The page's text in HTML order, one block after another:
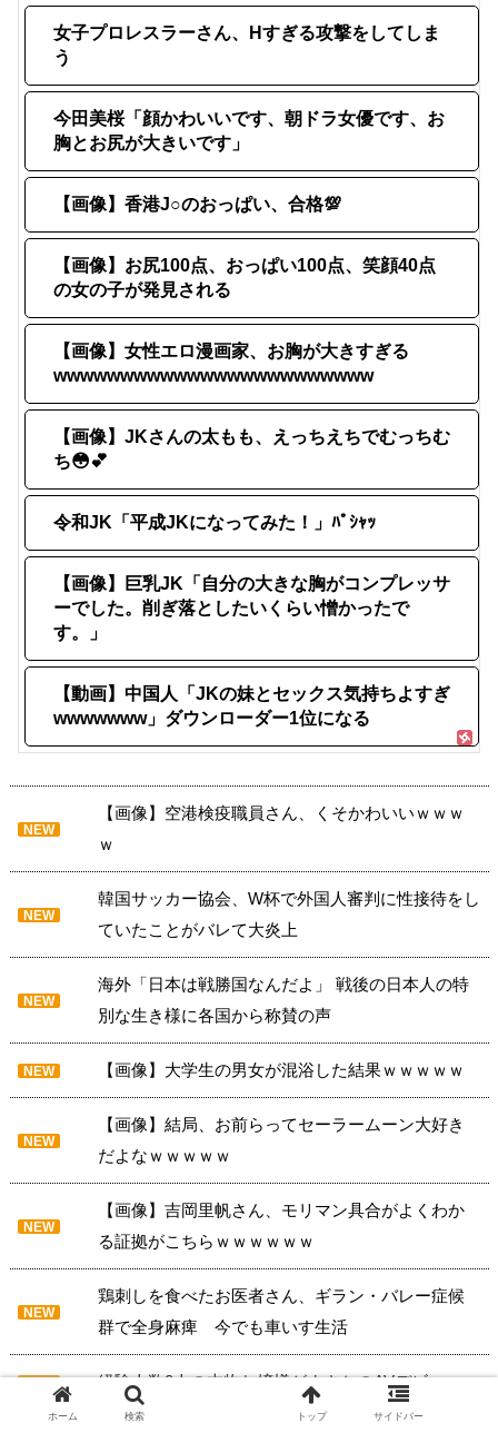
女子プロレスラーさん、Hすぎる攻撃をしてしま
う
今田美桜「顔かわいいです、朝ドラ女優です、お
胸とお尻が大きいです」
【画像】香港J○のおっぱい、合格💯
【画像】お尻100点、おっぱい100点、笑顔40点
の女の子が発見される
【画像】女性エロ漫画家、お胸が大きすぎる
wwwwwwwwwwwwwwwwwwwwwwww
【画像】JKさんの太もも、えっちえちでむっちむ
ち😳💕
令和JK「平成JKになってみた！」ﾊﾟｼｬｯ
【画像】巨乳JK「自分の大きな胸がコンプレッサ
ーでした。削ぎ落としたいくらい憎かったで
す。」
【動画】中国人「JKの妹とセックス気持ちよすぎ
wwwwwww」ダウンローダー1位になる
NEW
【画像】空港検疫職員さん、くそかわいいｗｗｗ
ｗ
NEW
韓国サッカー協会、W杯で外国人審判に性接待をし
ていたことがバレて大炎上
NEW
海外「日本は戦勝国なんだよ」 戦後の日本人の特
別な生き様に各国から称賛の声
NEW 【画像】大学生の男女が混浴した結果ｗｗｗｗｗ
NEW
【画像】結局、お前らってセーラームーン大好き
だよなｗｗｗｗｗ
NEW
【画像】吉岡里帆さん、モリマン具合がよくわか
る証拠がこちらｗｗｗｗｗｗ
NEW
鶏刺しを食べたお医者さん、ギラン・バレー症候
群で全身麻痺 今でも車いす生活
経験人数0人の本物お嬢様がまさかのAVデビュー
ホーム 検索 トップ サイドバー